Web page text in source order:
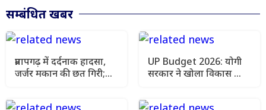
सम्बंधित खबर
प्रतापगढ़ में दर्दनाक हादसा,
जर्जर मकान की छत गिरी;
UP Budget 2026: योगी
सरकार ने खोला विकास का